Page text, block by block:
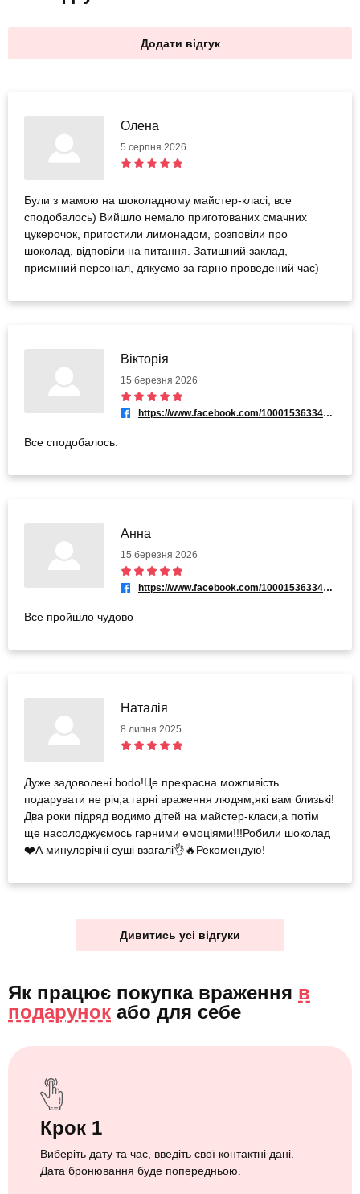
Додати відгук
Олена
5 серпня 2026
Були з мамою на шоколадному майстер-класі, все
сподобалось) Вийшло немало приготованих смачних
цукерочок, пригостили лимонадом, розповіли про
шоколад, відповіли на питання. Затишний заклад,
приємний персонал, дякуємо за гарно проведений час)
Вікторія
15 березня 2026
https://www.facebook.com/100015363346395
Все сподобалось.
Анна
15 березня 2026
https://www.facebook.com/100015363346395
Все пройшло чудово
Наталія
8 липня 2025
Дуже задоволені bodo!Це прекрасна можливість
подарувати не річ,а гарні враження людям,які вам близькі!
Два роки підряд водимо дітей на майстер-класи,а потім
ще насолоджуємось гарними емоціями!!!Робили шоколад
❤️А минулорічні суші взагалі👌🔥Рекомендую!
Дивитись усі відгуки
Як працює покупка враження в
подарунок або для себе
Крок 1
Виберіть дату та час, введіть свої контактні дані.
Дата бронювання буде попередньою.